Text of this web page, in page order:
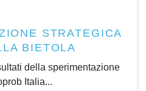
STRATEGICA
BIETOLA
della sperimentazione
Italia...